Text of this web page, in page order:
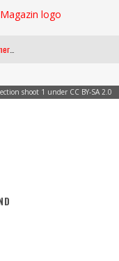
shoot 1 under CC BY-SA 2.0